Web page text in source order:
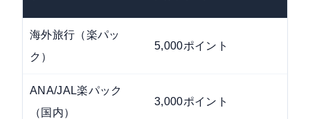
海外旅行（楽パッ
ク）
5,000ポイント
ANA/JAL楽パック
（国内）
3,000ポイント